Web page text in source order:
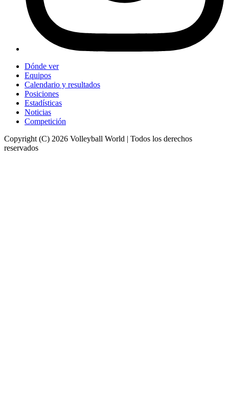
Dónde ver
Equipos
Calendario y resultados
Posiciones
Estadísticas
Noticias
Competición
Copyright (C) 2026 Volleyball World | Todos los derechos
reservados